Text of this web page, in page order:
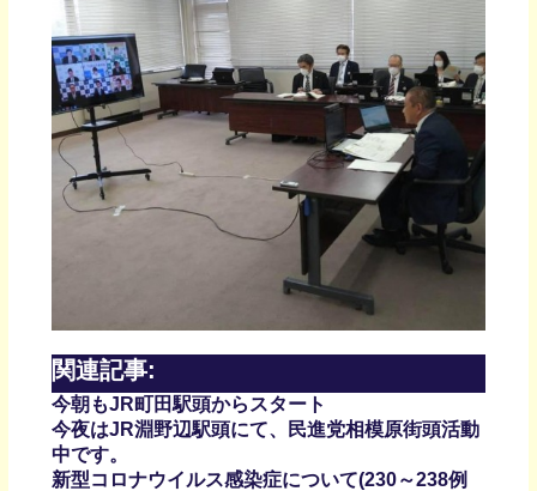
関連記事:
今朝もJR町田駅頭からスタート
今夜はJR淵野辺駅頭にて、民進党相模原街頭活動
中です。
新型コロナウイルス感染症について(230～238例